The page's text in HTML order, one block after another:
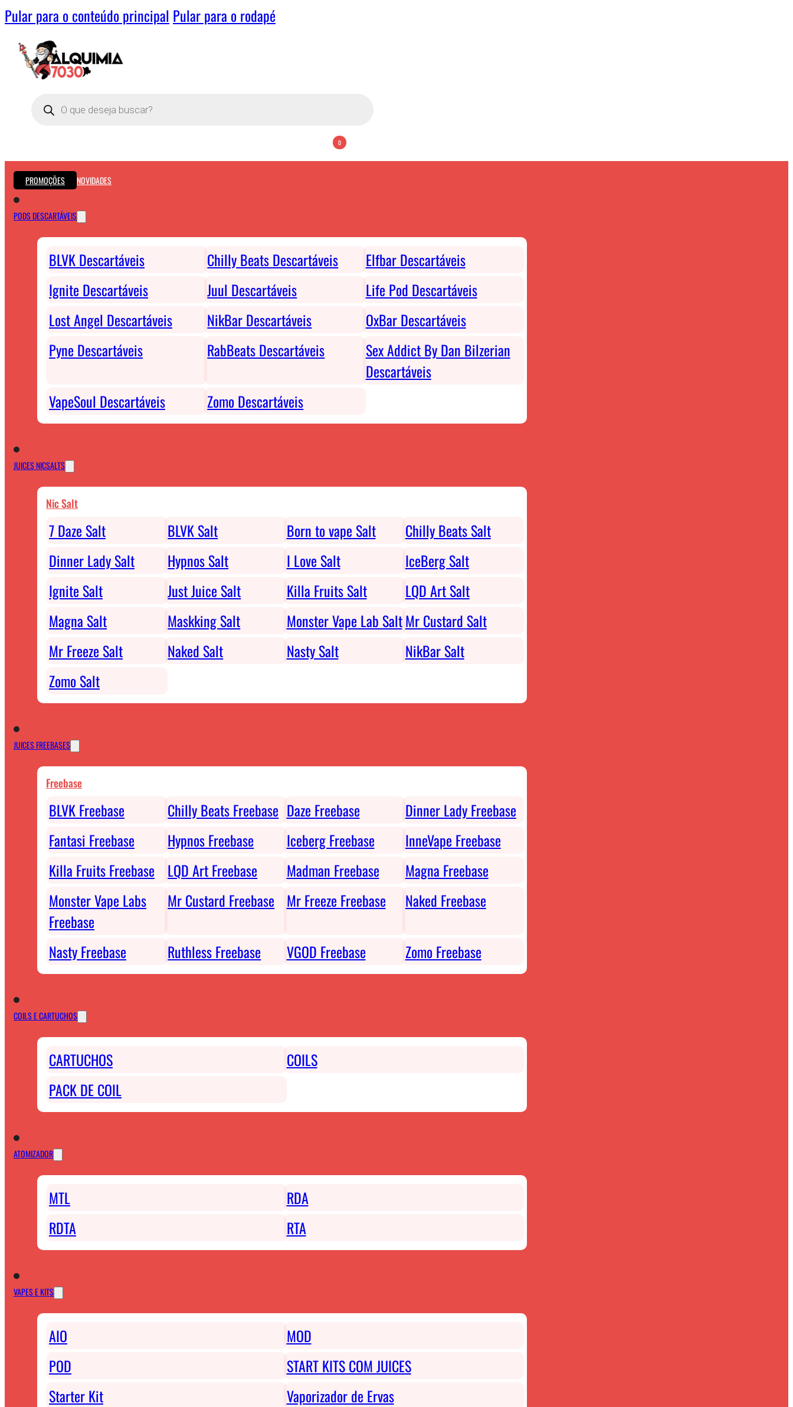
Pular para o conteúdo principal Pular para o rodapé
Pesquisar
produtos
0
PROMOÇÕES NOVIDADES
PODS DESCARTÁVEIS
BLVK Descartáveis Chilly Beats Descartáveis
Elfbar Descartáveis
Ignite Descartáveis
Juul Descartáveis
Life Pod Descartáveis
Lost Angel Descartáveis
NikBar Descartáveis
OxBar Descartáveis
Pyne Descartáveis
RabBeats Descartáveis
Sex Addict By Dan Bilzerian
Descartáveis
VapeSoul Descartáveis
Zomo Descartáveis
JUICES NICSALTS
Nic Salt
7 Daze Salt BLVK Salt Born to vape Salt
Chilly Beats Salt
Dinner Lady Salt
Hypnos Salt I Love Salt
IceBerg Salt
Ignite Salt
Just Juice Salt Killa Fruits Salt
LQD Art Salt
Magna Salt
Maskking Salt Monster Vape Lab SaltMr Custard Salt
Mr Freeze Salt
Naked Salt Nasty Salt
NikBar Salt
Zomo Salt
JUICES FREEBASES
Freebase
BLVK Freebase Chilly Beats Freebase Daze Freebase
Dinner Lady Freebase
Fantasi Freebase
Hypnos Freebase Iceberg Freebase
InneVape Freebase
Killa Fruits Freebase
LQD Art Freebase Madman Freebase
Magna Freebase
Monster Vape Labs
Freebase
Mr Custard Freebase Mr Freeze Freebase Naked Freebase
Nasty Freebase Ruthless Freebase VGOD Freebase Zomo Freebase
COILS E CARTUCHOS
CARTUCHOS
COILS
PACK DE COIL
ATOMIZADOR
MTL
RDA
RDTA
RTA
VAPES E KITS
AIO
MOD
POD
START KITS COM JUICES
Starter Kit
Vaporizador de Ervas